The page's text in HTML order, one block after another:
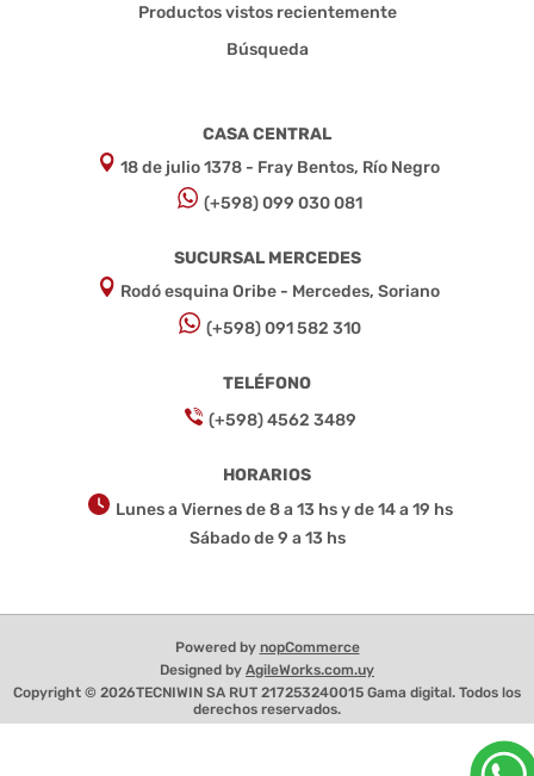
Productos vistos recientemente
Búsqueda
CASA CENTRAL
18 de julio 1378 - Fray Bentos, Río Negro
(+598) 099 030 081
SUCURSAL MERCEDES
Rodó esquina Oribe - Mercedes, Soriano
(+598) 091 582 310
TELÉFONO
(+598) 4562 3489
HORARIOS
Lunes a Viernes de 8 a 13 hs y de 14 a 19 hs
Sábado de 9 a 13 hs
Powered by nopCommerce
Designed by AgileWorks.com.uy
Copyright © 2026TECNIWIN SA RUT 217253240015 Gama digital. Todos los
derechos reservados.